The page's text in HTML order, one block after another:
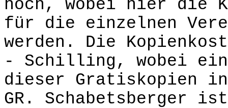
hoch, wobei hier die
für die einzelnen
werden. Die
- Schilling, wobei
dieser Gratiskopien in
GR. Schabetsberger